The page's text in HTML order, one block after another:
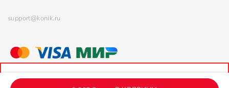
support@konik.ru
Продолжая использовать сайт, вы соглашаетесь сполитикой